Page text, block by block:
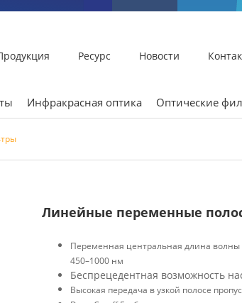
Ресурс Новости
Инфракрасная оптика Оптические
Линейные переменные
Переменная центральная длина
450–1000 нм
Беспрецедентная возможность
Высокая передача в узкой полосе